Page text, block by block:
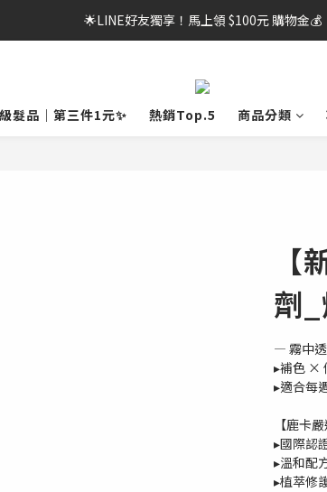
🌟LINE好友獨享！馬上領 $100元 購物金💰
🌟LINE好友獨享！馬上領 $100元 購物金💰
髮品｜第三件1元✨ 熱銷Top.5 商品分類
劑
― 霧中透
▸補色 ×
▸適合每
【鹿卡嚴
▸國際認
▸溫和配
▸植萃修